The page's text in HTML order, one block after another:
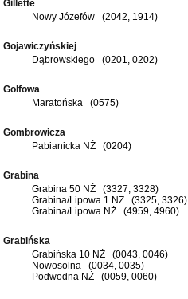
Gillette
Nowy Józefów (2042, 1914)
Gojawiczyńskiej
Dąbrowskiego (0201, 0202)
Golfowa
Maratońska (0575)
Gombrowicza
Pabianicka NŻ (0204)
Grabina
Grabina 50 NŻ (3327, 3328)
Grabina/Lipowa 1 NŻ (3325, 3326)
Grabina/Lipowa NŻ (4959, 4960)
Grabińska
Grabińska 10 NŻ (0043, 0046)
Nowosolna (0034, 0035)
Podwodna NŻ (0059, 0060)